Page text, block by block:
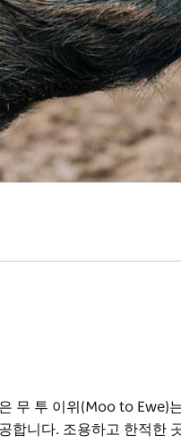
무 투 이위(Moo to Ewe)
합니다. 조용하고 한적한